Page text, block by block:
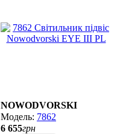
NOWODVORSKI
7862
6 655грн